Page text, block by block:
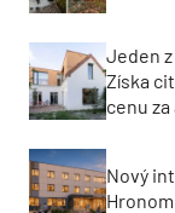
Jeden
Získa
cenu
Nový